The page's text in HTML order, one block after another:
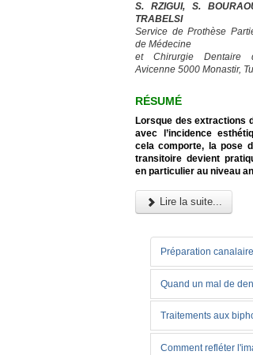
S. RZIGUI, S.
TRABELSI
Service de Prothèse
de Médecine
et Chirurgie Dentaire
Avicenne 5000 Monastir,
RÉSUMÉ
Lorsque des extractions
avec l’incidence
cela comporte, la pose
transitoire devient
en particulier au niveau
Lire la suite...
Préparation
Quand un mal de
Traitements aux
Comment refléter